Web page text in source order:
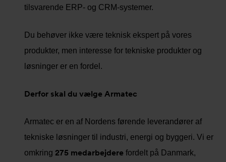
tilsvarende ERP- og CRM-systemer.
Du behøver ikke være teknisk ekspert på vores
produkter, men interesse for tekniske produkter og
løsninger er en fordel.
Derfor skal du vælge Armatec
Armatec er en af Nordens førende leverandører af
tekniske løsninger til industri, energi og byggeri. Vi er
omkring 275 medarbejdere fordelt på Danmark,